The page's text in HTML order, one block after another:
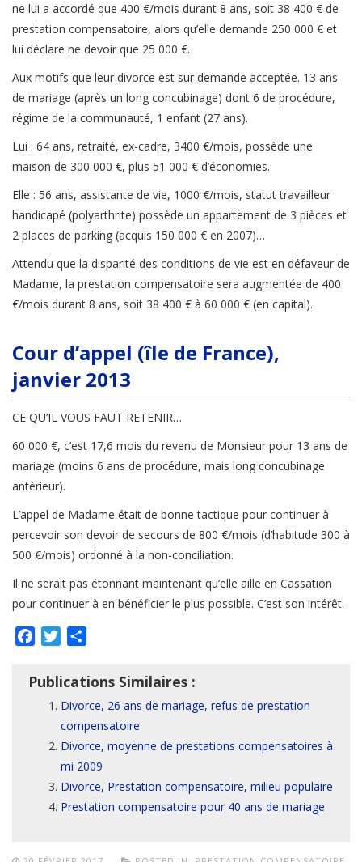
ne lui a accordé que 400 €/mois durant 8 ans, soit 38 400 € de
prestation compensatoire, alors qu’elle demande 250 000 € et
lui déclare ne devoir que 25 000 €.
Aux motifs que leur divorce est sur demande acceptée. 13 ans
de mariage (après un long concubinage) dont 6 de procédure,
régime de la communauté, 1 enfant (27 ans).
Lui : 64 ans, retraité, ex-cadre, 3400 €/mois, possède une
maison de 300 000 €, plus 51 000 € d’économies.
Elle : 56 ans, assistante de vie, 1000 €/mois, statut travailleur
handicapé (polyarthrite) possède un appartement de 3 pièces et
2 places de parking (acquis 150 000 € en 2007)…
Attendu que la disparité des conditions de vie est en défaveur de
Madame, la prestation compensatoire sera augmentée de 400
€/mois durant 8 ans, soit 38 400 € à 60 000 € (en capital).
Cour d’appel (île de France),
janvier 2013
CE QU’IL VOUS FAUT RETENIR…
60 000 €, c’est 17,6 mois du revenu de Monsieur pour 13 ans de
mariage (moins 6 ans de procédure, mais long concubinage
antérieur).
L’appel de Madame était de bonne tactique pour continuer à
percevoir son devoir de secours de 800 €/mois (d’habitude 300 à
500 €/mois) ordonné à la non-conciliation.
Il ne serait pas étonnant maintenant qu’elle aille en Cassation
pour continuer à en bénéficier le plus possible. C’est son intérêt.
FacebookTwitter
Publications Similaires :
Divorce, 26 ans de mariage, refus de prestation
compensatoire
Divorce, moyenne de prestations compensatoires à
mi 2009
Divorce, Prestation compensatoire, milieu populaire
Prestation compensatoire pour 40 ans de mariage